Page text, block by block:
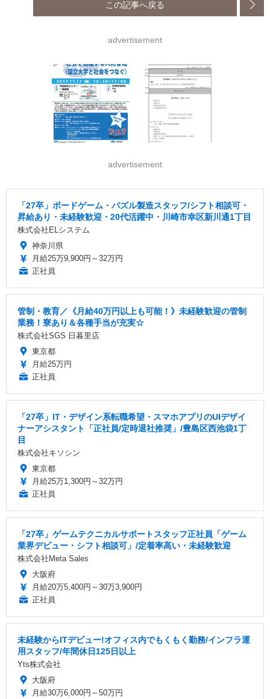
この記事へ戻る
advertisement
advertisement
「27卒」ボードゲーム・パズル製造スタッフ/シフト相談可・
昇給あり・未経験歓迎・20代活躍中・川崎市幸区新川通1丁目
株式会社ELシステム
神奈川県
月給25万9,900円～32万円
正社員
管制・教育／《月給40万円以上も可能！》未経験歓迎の管制
業務！寮あり＆各種手当が充実☆
株式会社SGS 日暮里店
東京都
月給25万円
正社員
「27卒」IT・デザイン系転職希望・スマホアプリのUIデザイ
ナーアシスタント「正社員/定時退社推奨」/豊島区西池袋1丁
目
株式会社キソシン
東京都
月給25万1,300円～32万円
正社員
「27卒」ゲームテクニカルサポートスタッフ正社員「ゲーム
業界デビュー・シフト相談可」/定着率高い・未経験歓迎
株式会社Meta Sales
大阪府
月給20万5,400円～30万3,900円
正社員
未経験からITデビュー!オフィス内でもくもく勤務/インフラ運
用スタッフ/年間休日125日以上
Yts株式会社
大阪府
月給30万6,000円～50万円